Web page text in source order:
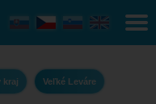
kraj Veľké Leváre